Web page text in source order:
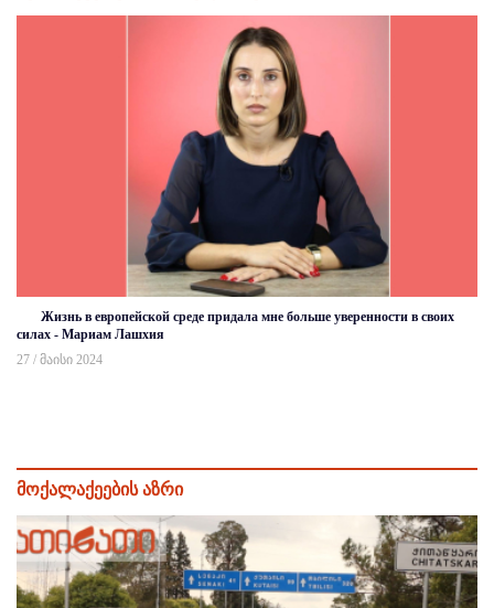
Жизнь в европейской среде придала мне больше уверенности в своих
силах - Мариам Лашхия
27 / მაისი 2024
მოქალაქეების აზრი